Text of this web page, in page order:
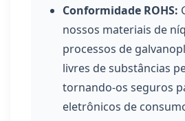
Conformidade ROHS:
nossos materiais de
processos de
livres de substâncias
tornando-os seguros
eletrônicos de